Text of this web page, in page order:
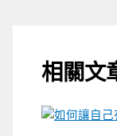
相關文